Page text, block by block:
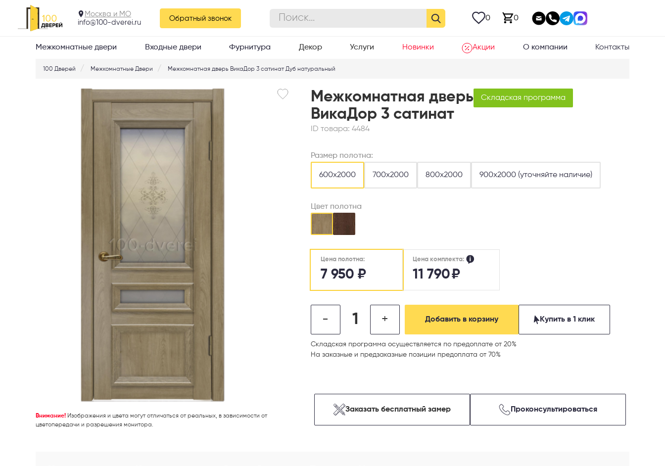
Москва и МО
info@100-dverei.ru
Обратный звонок 0 0
Межкомнатные двери Входные двери Фурнитура Декор Услуги Новинки Акции О компании Контакты
100 Дверей Межкомнатные Двери Межкомнатная дверь ВикаДор 3 сатинат Дуб натуральный
Внимание! Изображения и цвета могут отличаться от реальных, в зависимости от
цветопередачи и разрешения монитора.
Межкомнатная дверь
ВикаДор 3 сатинат
Складская программа
ID товара: 4484
Размер полотна:
600х2000 700х2000 800х2000 900х2000 (уточняйте наличие)
Цвет полотна
Цена полотна:
7 950 ₽
Цена комплекта:
11 790₽
- + Купить в 1 клик
Добавить в корзину
Складская программа осуществляется по предоплате от 20%
На заказные и предзаказные позиции предоплата от 70%
Заказать бесплатный замер Проконсультироваться